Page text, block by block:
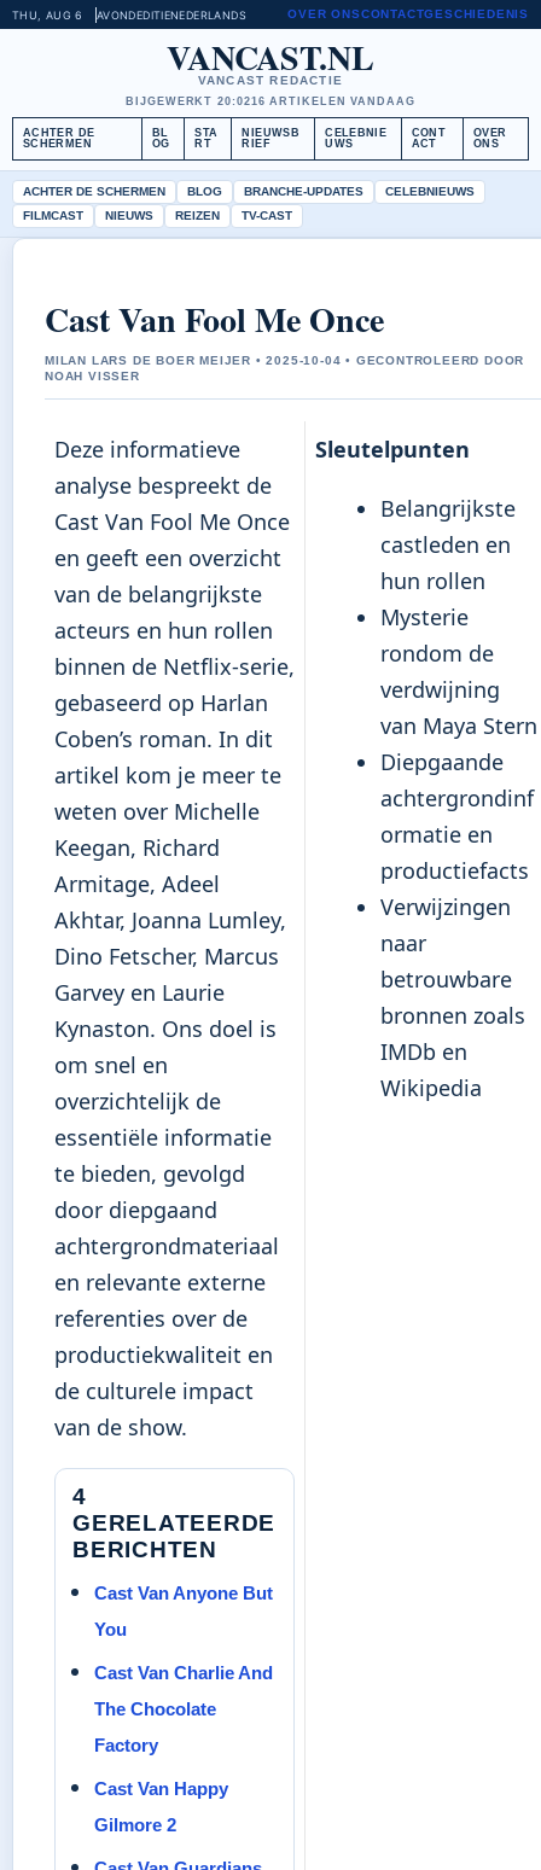
THU, AUG 6 AVONDEDITIENEDERLANDS OVER ONSCONTACTGESCHIEDENIS
VANCAST.NL
VANCAST REDACTIE
BIJGEWERKT 20:0216 ARTIKELEN VANDAAG
ACHTER DE
SCHERMEN
BL
OG
STA
RT
NIEUWSB
RIEF
CELEBNIE
UWS
CONT
ACT
OVER
ONS
ACHTER DE SCHERMEN BLOG BRANCHE-UPDATES
CELEBNIEUWS
FILMCAST
NIEUWS REIZEN TV-CAST
Cast Van Fool Me Once
MILAN LARS DE BOER MEIJER • 2025-10-04 • GECONTROLEERD DOOR
NOAH VISSER
Deze informatieve
analyse bespreekt de
Cast Van Fool Me Once
en geeft een overzicht
van de belangrijkste
acteurs en hun rollen
binnen de Netflix-serie,
gebaseerd op Harlan
Coben’s roman. In dit
artikel kom je meer te
weten over Michelle
Keegan, Richard
Armitage, Adeel
Akhtar, Joanna Lumley,
Dino Fetscher, Marcus
Garvey en Laurie
Kynaston. Ons doel is
om snel en
overzichtelijk de
essentiële informatie
te bieden, gevolgd
door diepgaand
achtergrondmateriaal
en relevante externe
referenties over de
productiekwaliteit en
de culturele impact
van de show.
4
GERELATEERDE
BERICHTEN
Cast Van Anyone But
You
Cast Van Charlie And
The Chocolate
Factory
Cast Van Happy
Gilmore 2
Sleutelpunten
Belangrijkste
castleden en
hun rollen
Mysterie
rondom de
verdwijning
van Maya Stern
Diepgaande
achtergrondinf
ormatie en
productiefacts
Verwijzingen
naar
betrouwbare
bronnen zoals
IMDb en
Wikipedia